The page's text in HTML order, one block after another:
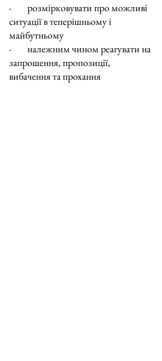
·        розмірковувати про можливі
ситуації в теперішньому і
майбутньому
·        належним чином реагувати на
запрошення, пропозиції,
вибачення та прохання